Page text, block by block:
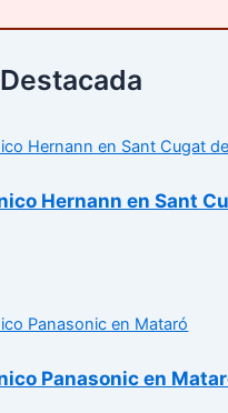
Hernann en Sant
Panasonic en